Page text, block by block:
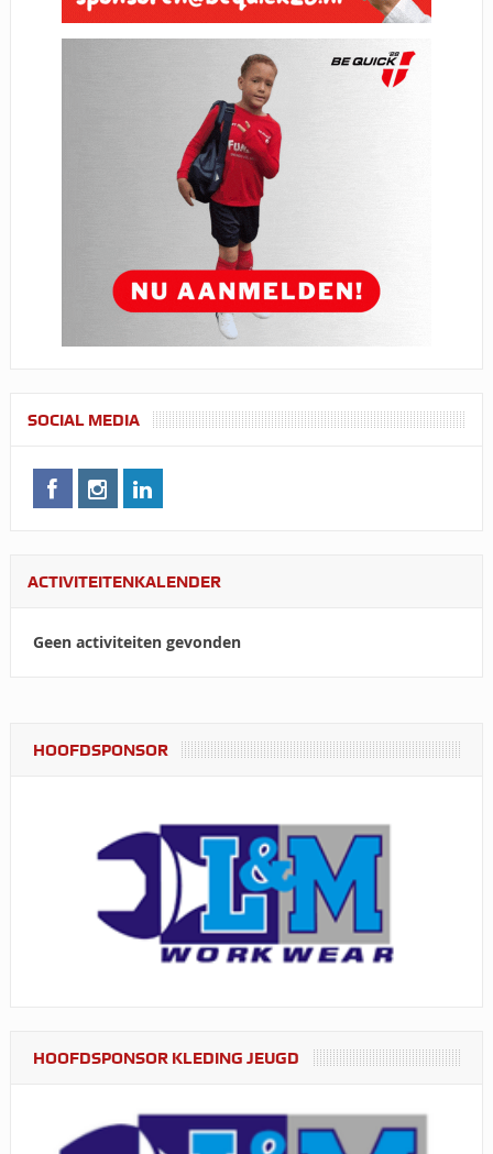
SOCIAL MEDIA
ACTIVITEITENKALENDER
Geen activiteiten gevonden
HOOFDSPONSOR
HOOFDSPONSOR KLEDING JEUGD